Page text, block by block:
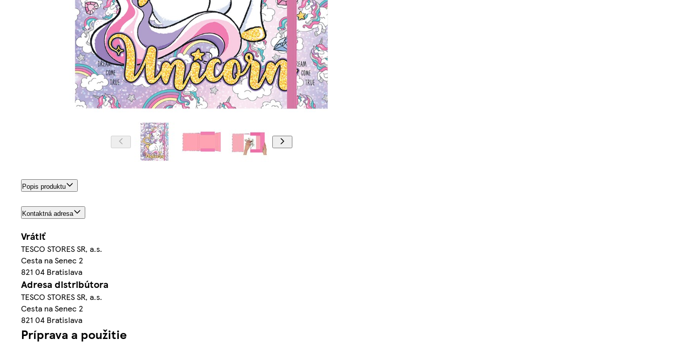
Popis produktu
Kontaktná adresa
Vrátiť
TESCO STORES SR, a.s.
Cesta na Senec 2
821 04 Bratislava
Adresa distribútora
TESCO STORES SR, a.s.
Cesta na Senec 2
821 04 Bratislava
Príprava a použitie